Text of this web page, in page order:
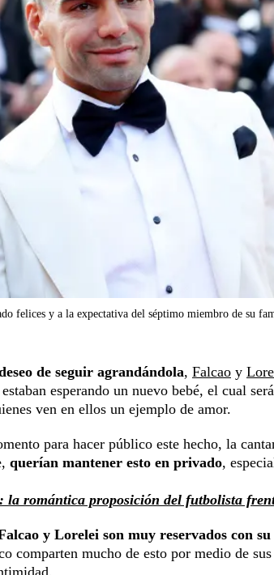
felices y a la expectativa del séptimo miembro de su
de seguir agrandándola, Falcao y
esperando un nuevo bebé, el cual
ven en ellos un ejemplo de amor.
para hacer público este hecho, la
querían mantener esto en privado,
la romántica proposición del futbolista
y Lorelei son muy reservados con
comparten mucho de esto por medio de